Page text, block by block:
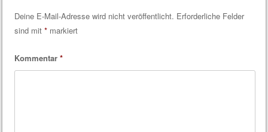
Deine E-Mail-Adresse wird nicht veröffentlicht. Erforderliche Felder
sind mit* markiert
Kommentar*